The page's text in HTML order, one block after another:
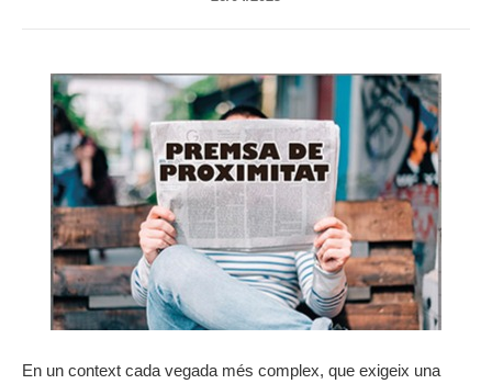
En un context cada vegada més complex, que exigeix ​​una